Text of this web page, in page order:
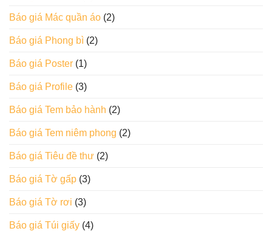
Báo giá Mác quần áo (2)
Báo giá Phong bì (2)
Báo giá Poster (1)
Báo giá Profile (3)
Báo giá Tem bảo hành (2)
Báo giá Tem niêm phong (2)
Báo giá Tiêu đề thư (2)
Báo giá Tờ gấp (3)
Báo giá Tờ rơi (3)
Báo giá Túi giấy (4)